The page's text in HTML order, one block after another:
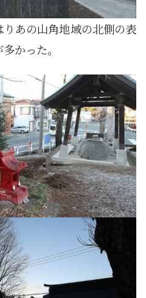
あの山角地域の北側の表
かった。